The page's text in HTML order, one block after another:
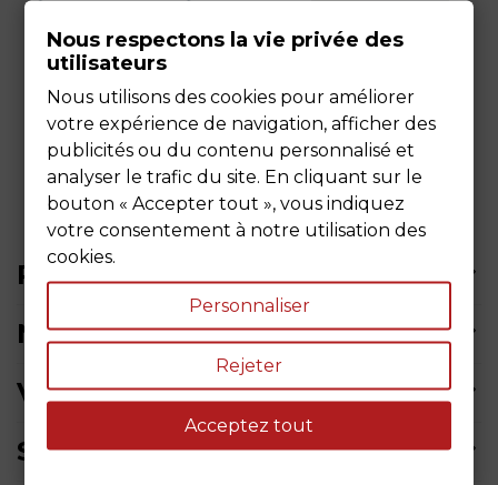
PRODUITS
NOTRE SOCIÉTÉ
VOTRE COMPTE
SIÈGE SOCIAL
Nous respectons la vie privée des
utilisateurs
Nous utilisons des cookies pour améliorer
votre expérience de navigation, afficher des
publicités ou du contenu personnalisé et
analyser le trafic du site. En cliquant sur le
bouton « Accepter tout », vous indiquez
votre consentement à notre utilisation des
cookies.
Personnaliser
Rejeter
Acceptez tout